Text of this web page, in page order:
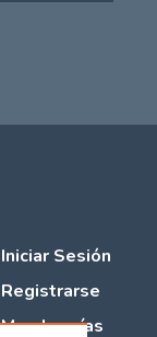
Iniciar Sesión
Registrarse
Membresías